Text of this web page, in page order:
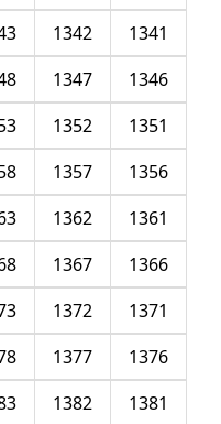
1341
1342
1346
1347
1351
1352
1356
1357
1361
1362
1366
1367
1371
1372
1376
1377
1381
1382